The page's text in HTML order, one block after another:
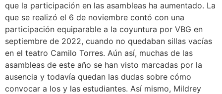
que la participación en las asambleas ha aumentado. La
que se realizó el 6 de noviembre contó con una
participación equiparable a la coyuntura por VBG en
septiembre de 2022, cuando no quedaban sillas vacías
en el teatro Camilo Torres. Aún así, muchas de las
asambleas de este año se han visto marcadas por la
ausencia y todavía quedan las dudas sobre cómo
convocar a los y las estudiantes. Así mismo, Mildrey